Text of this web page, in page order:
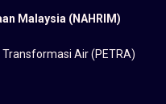
Malaysia (NAHRIM)
Air (PETRA)